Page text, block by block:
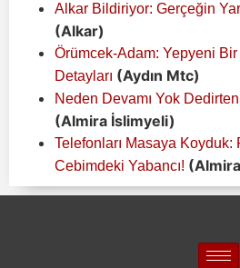
Alkar Bildiriyor: Gerçeğin
(Alkar)
Örümcek-Adam: Yepyeni
Detayları (Aydın Mtc)
Neden Devamı Yok
(Almira İslimyeli)
Telefonları Masaya Koyduk:
Cebimdeki Yabancı!